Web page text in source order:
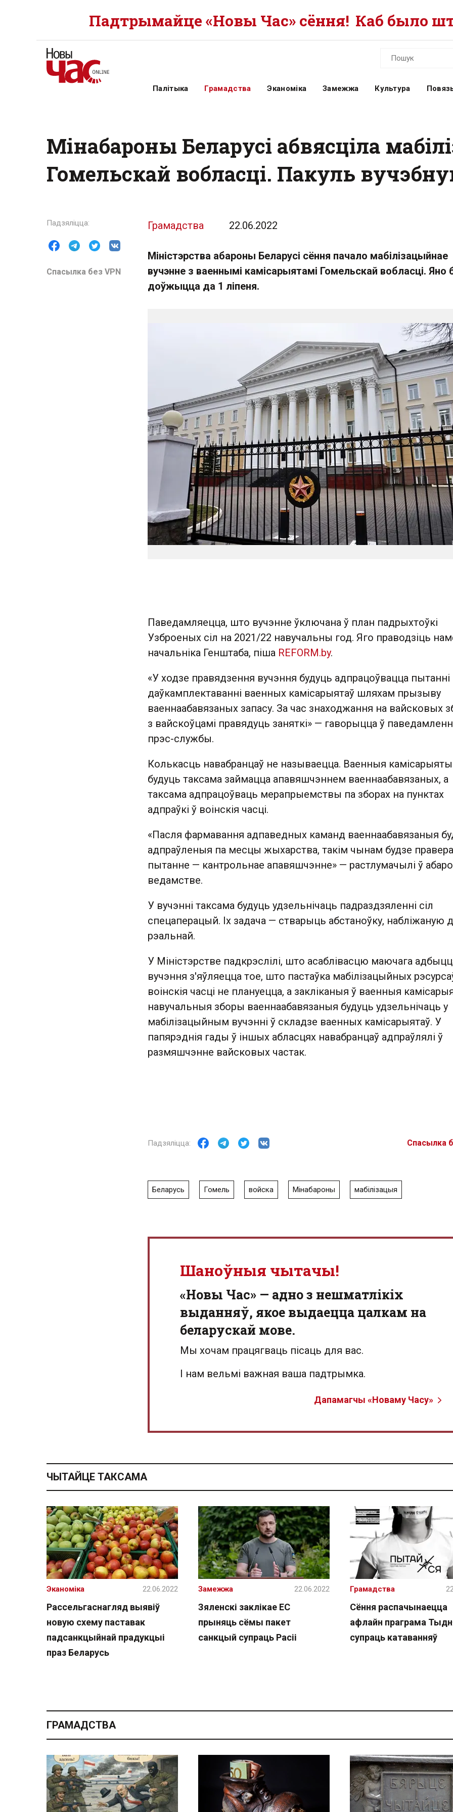
Падтрымайце «Новы Час» сёння! Каб было
Палітыка Грамадства Эканоміка Замежжа Культура
Мінабароны Беларусі абвясціла
Гомельскай вобласці. Пакуль
Спасылка без VPN
Грамадства 22.06.2022
Міністэрства абароны Беларусі сёння пачало мабілізацыйнае
вучэнне з ваеннымі камісарыятамі Гомельскай вобласці. Яно
доўжыцца да 1 ліпеня.
Паведамляецца, што вучэнне ўключана ў план падрыхтоўкі
Узброеных сіл на 2021/22 навучальны год. Яго праводзіць
начальніка Генштаба, піша REFORM.by.
«У ходзе правядзення вучэння будуць адпрацоўвацца пытанні
даўкамплектаванні ваенных камісарыятаў шляхам прызыву
ваеннаабавязаных запасу. За час знаходжання на вайсковых
з вайскоўцамі правядуць заняткі» — гаворыцца ў
прэс-службы.
Колькасць навабранцаў не называецца. Ваенныя камісарыяты
будуць таксама займацца апавяшчэннем ваеннаабавязаных, а
таксама адпрацоўваць мерапрыемствы па зборах на пунктах
адпраўкі ў воінскія часці.
«Пасля фармавання адпаведных каманд ваеннаабавязаныя
адпраўленыя па месцы жыхарства, такім чынам будзе
пытанне — кантрольнае апавяшчэнне» — растлумачылі ў
ведамстве.
У вучэнні таксама будуць удзельнічаць падраздзяленні сіл
спецаперацый. Іх задача — стварыць абстаноўку, набліжаную
рэальнай.
У Міністэрстве падкрэслілі, што асаблівасцю маючага
вучэння з'яўляецца тое, што пастаўка мабілізацыйных
воінскія часці не плануецца, а закліканыя ў ваенныя
навучальныя зборы ваеннаабавязаныя будуць удзельнічаць у
мабілізацыйным вучэнні ў складзе ваенных камісарыятаў. У
папярэднія гады ў іншых абласцях навабранцаў адпраўлялі ў
размяшчэнне вайсковых частак.
Спасылка
Беларусь Гомель войска Мінабароны мабілізацыя
Шаноўныя чытачы!
«Новы Час» — адно з нешматлікіх
выданняў, якое выдаецца цалкам на
беларускай мове.
Мы хочам працягваць пісаць для вас.
І нам вельмі важная ваша падтрымка.
Дапамагчы «Новаму Часу»
ЧЫТАЙЦЕ ТАКСАМА
Рассельгаснагляд выявіў
новую схему паставак
падсанкцыйнай прадукцыі
праз Беларусь
Эканоміка 22.06.2022
Зяленскі заклікае ЕС
прыняць сёмы пакет
санкцый супраць Расіі
Замежжа 22.06.2022
Cёння распачынаецца
афлайн праграма
супраць катаванняў
Грамадства
ГРАМАДСТВА